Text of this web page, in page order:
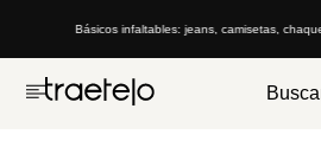
Básicos infaltables: jeans, camisetas,